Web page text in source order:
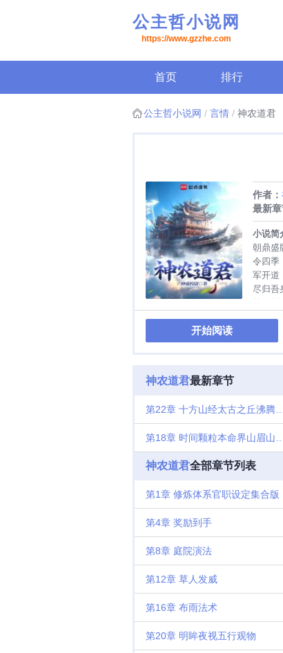
公主哲小说网
https://www.gzzhe.com
首页 排行
公主哲小说网 言情 神农道君
作者：
最新章
丘沸
小说简
朝鼎盛
令四季
军开道
尽归吾
内景地
田，
为源，
开始阅读
神农道君最新章节
神农道君全部章节列表
第1章 修炼体系官职设定集合版
第4章 奖励到手
第8章 庭院演法
第12章 草人发威
第16章 布雨法术
第20章 明眸夜视五行观物